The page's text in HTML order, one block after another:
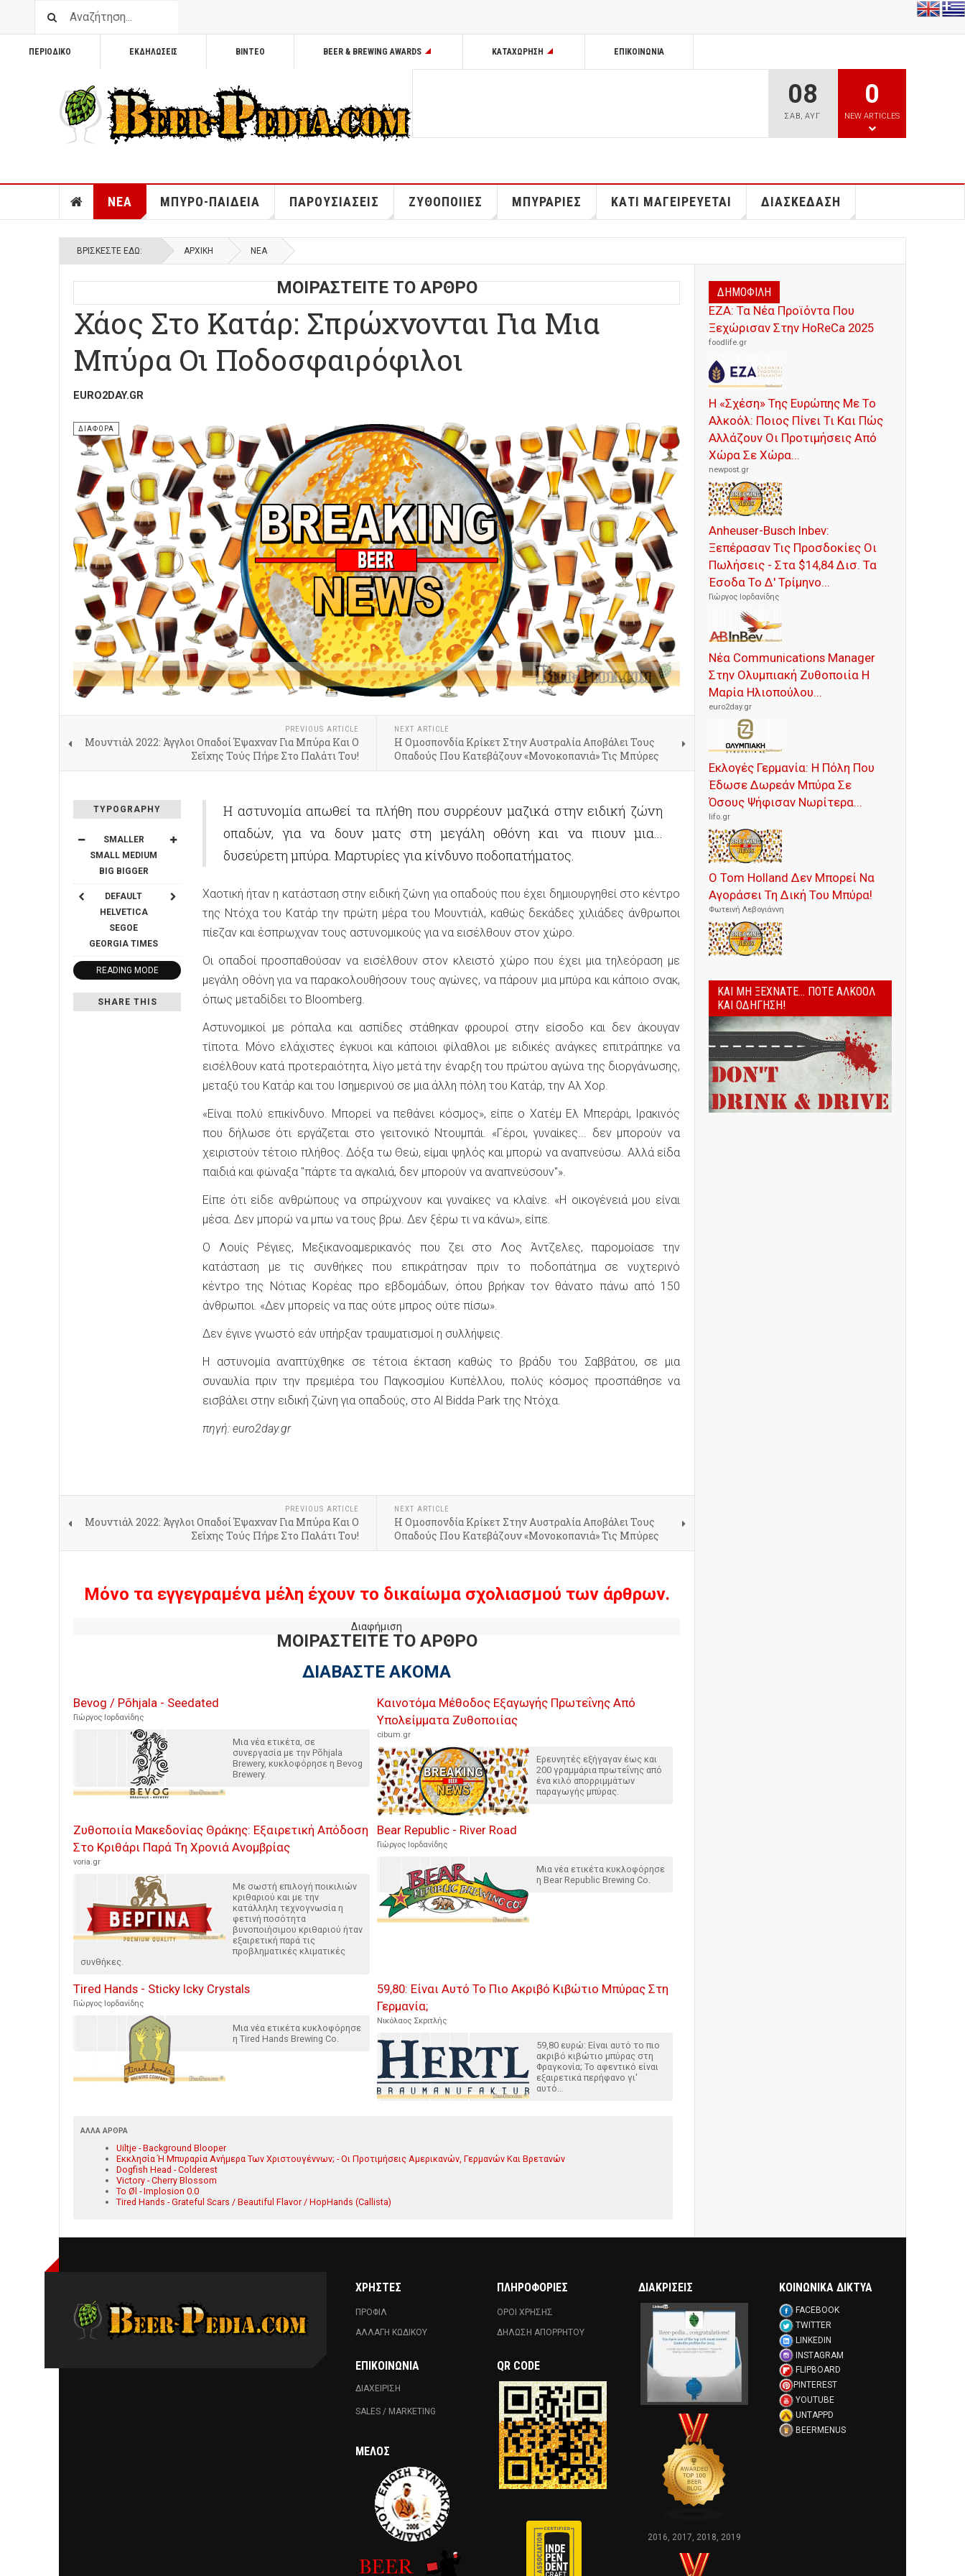
ΠΕΡΙΟΔΙΚΟ ΕΚΔΗΛΩΣΕΙΣ ΒΙΝΤΕΟ BEER & BREWING AWARDS ΚΑΤΑΧΩΡΗΣΗ ΕΠΙΚΟΙΝΩΝΊΑ
08
ΣΑΒ,ΑΥΓ
0
NEW ARTICLES
ΝΕΑ ΜΠΥΡΟ-ΠΑΙΔΕΙΑ ΠΑΡΟΥΣΙΑΣΕΙΣ ΖΥΘΟΠΟΙΙΕΣ ΜΠΥΡΑΡΙΕΣ ΚΑΤΙ ΜΑΓΕΙΡΕΥΕΤΑΙ ΔΙΑΣΚΕΔΑΣΗ
ΒΡΊΣΚΕΣΤΕ ΕΔΏ: ΑΡΧΙΚΉ ΝΕΑ
ΜΟΙΡΑΣΤΕΙΤΕ ΤΟ ΑΡΘΡΟ
Χάος Στο Κατάρ: Σπρώχνονται Για Μια
Μπύρα Οι Ποδοσφαιρόφιλοι
EURO2DAY.GR
ΔΙΑΦΟΡΑ
PREVIOUS ARTICLE
Μουντιάλ 2022: Άγγλοι Οπαδοί Έψαχναν Για Μπύρα Και Ο
Σεΐχης Τούς Πήρε Στο Παλάτι Του!
NEXT ARTICLE
Η Ομοσπονδία Κρίκετ Στην Αυστραλία Αποβάλει Τους
Οπαδούς Που Κατεβάζουν «Μονοκοπανιά» Τις Μπύρες
TYPOGRAPHY
SMALLER
SMALL MEDIUM
BIG BIGGER
DEFAULT
HELVETICA
SEGOE
GEORGIA TIMES
READING MODE
SHARE THIS
Η αστυνομία απωθεί τα πλήθη που συρρέουν μαζικά στην ειδική ζώνη
οπαδών, για να δουν ματς στη μεγάλη οθόνη και να πιουν μια...
δυσεύρετη μπύρα. Μαρτυρίες για κίνδυνο ποδοπατήματος.
Χαοτική ήταν η κατάσταση στην ειδική ζώνη για οπαδούς που έχει δημιουργηθεί στο κέντρο
της Ντόχα του Κατάρ την πρώτη μέρα του Μουντιάλ, καθώς δεκάδες χιλιάδες άνθρωποι
πίεζαν και έσπρωχναν τους αστυνομικούς για να εισέλθουν στον χώρο.
Οι οπαδοί προσπαθούσαν να εισέλθουν στον κλειστό χώρο που έχει μια τηλεόραση με
μεγάλη οθόνη για να παρακολουθήσουν τους αγώνες, να πάρουν μια μπύρα και κάποιο σνακ,
όπως μεταδίδει το Bloomberg.
Αστυνομικοί με ρόπαλα και ασπίδες στάθηκαν φρουροί στην είσοδο και δεν άκουγαν
τίποτα. Μόνο ελάχιστες έγκυοι και κάποιοι φίλαθλοι με ειδικές ανάγκες επιτράπηκε να
εισέλθουν κατά προτεραιότητα, λίγο μετά την έναρξη του πρώτου αγώνα της διοργάνωσης,
μεταξύ του Κατάρ και του Ισημερινού σε μια άλλη πόλη του Κατάρ, την Αλ Χορ.
«Είναι πολύ επικίνδυνο. Μπορεί να πεθάνει κόσμος», είπε ο Χατέμ Ελ Μπεράρι, Ιρακινός
που δήλωσε ότι εργάζεται στο γειτονικό Ντουμπάι. «Γέροι, γυναίκες... δεν μπορούν να
χειριστούν τέτοιο πλήθος. Δόξα τω Θεώ, είμαι ψηλός και μπορώ να αναπνεύσω. Αλλά είδα
παιδιά και φώναξα "πάρτε τα αγκαλιά, δεν μπορούν να αναπνεύσουν"».
Είπε ότι είδε ανθρώπους να σπρώχνουν και γυναίκες να κλαίνε. «Η οικογένειά μου είναι
μέσα. Δεν μπορώ να μπω να τους βρω. Δεν ξέρω τι να κάνω», είπε.
Ο Λουίς Ρέγιες, Μεξικανοαμερικανός που ζει στο Λος Άντζελες, παρομοίασε την
κατάσταση με τις συνθήκες που επικράτησαν πριν το ποδοπάτημα σε νυχτερινό
κέντρο της Νότιας Κορέας προ εβδομάδων, όπου βρήκαν τον θάνατο πάνω από 150
άνθρωποι. «Δεν μπορείς να πας ούτε μπρος ούτε πίσω».
Δεν έγινε γνωστό εάν υπήρξαν τραυματισμοί η συλλήψεις.
Η αστυνομία αναπτύχθηκε σε τέτοια έκταση καθώς το βράδυ του Σαββάτου, σε μια
συναυλία πριν την πρεμιέρα του Παγκοσμίου Κυπέλλου, πολύς κόσμος προσπάθησε να
εισβάλει στην ειδική ζώνη για οπαδούς, στο Al Bidda Park της Ντόχα.
πηγή: euro2day.gr
PREVIOUS ARTICLE
Μουντιάλ 2022: Άγγλοι Οπαδοί Έψαχναν Για Μπύρα Και Ο
Σεΐχης Τούς Πήρε Στο Παλάτι Του!
NEXT ARTICLE
Η Ομοσπονδία Κρίκετ Στην Αυστραλία Αποβάλει Τους
Οπαδούς Που Κατεβάζουν «Μονοκοπανιά» Τις Μπύρες
Μόνο τα εγγεγραμένα μέλη έχουν το δικαίωμα σχολιασμού των άρθρων.
Διαφήμιση
ΜΟΙΡΑΣΤΕΙΤΕ ΤΟ ΑΡΘΡΟ
ΔΙΑΒΑΣΤΕ ΑΚΟΜΑ
Bevog / Põhjala - Seedated
Γιώργος Ιορδανίδης
Μια νέα ετικέτα, σε
συνεργασία με την Põhjala
Brewery, κυκλοφόρησε η Bevog
Brewery.
Καινοτόμα Μέθοδος Εξαγωγής Πρωτεΐνης Από
Υπολείμματα Ζυθοποιίας
cibum.gr
Ερευνητές εξήγαγαν έως και
200 ​​γραμμάρια πρωτεΐνης από
ένα κιλό απορριμμάτων
παραγωγής μπύρας.
Ζυθοποιία Μακεδονίας Θράκης: Εξαιρετική Απόδοση
Στο Κριθάρι Παρά Τη Χρονιά Ανομβρίας
voria.gr
Με σωστή επιλογή ποικιλιών
κριθαριού και με την
κατάλληλη τεχνογνωσία η
φετινή ποσότητα
βυνοποιήσιμου κριθαριού ήταν
εξαιρετική παρά τις
προβληματικές κλιματικές
συνθήκες.
Bear Republic - River Road
Γιώργος Ιορδανίδης
Μια νέα ετικέτα κυκλοφόρησε
η Bear Republic Brewing Co.
Tired Hands - Sticky Icky Crystals
Γιώργος Ιορδανίδης
Μια νέα ετικέτα κυκλοφόρησε
η Tired Hands Brewing Co.
59,80: Είναι Αυτό Το Πιο Ακριβό Κιβώτιο Μπύρας Στη
Γερμανία;
Νικόλαος Σκριτλής
59,80 ευρώ: Είναι αυτό το πιο
ακριβό κιβώτιο μπύρας στη
Φραγκονία; Το αφεντικό είναι
εξαιρετικά περήφανο γι'
αυτό...
ΆΛΛΑ ΆΡΘΡΑ
Uiltje - Background Blooper
Εκκλησία Ή Μπυραρία Ανήμερα Των Χριστουγέννων; - Οι Προτιμήσεις Αμερικανών, Γερμανών Και Βρετανών
Dogfish Head - Colderest
Victory - Cherry Blossom
To Øl - Implosion 0.0
Tired Hands - Grateful Scars / Beautiful Flavor / HopHands (Callista)
ΔΗΜΟΦΙΛΗ
ΕΖΑ: Τα Νέα Προϊόντα Που
Ξεχώρισαν Στην HoReCa 2025
foodlife.gr
Η «Σχέση» Της Ευρώπης Με Το
Αλκοόλ: Ποιος Πίνει Τι Και Πώς
Αλλάζουν Οι Προτιμήσεις Από
Χώρα Σε Χώρα...
newpost.gr
Anheuser-Busch Inbev:
Ξεπέρασαν Τις Προσδοκίες Οι
Πωλήσεις - Στα $14,84 Δισ. Τα
Έσοδα Το Δ' Τρίμηνο...
Γιώργος Ιορδανίδης
Νέα Communications Manager
Στην Ολυμπιακή Ζυθοποιία Η
Μαρία Ηλιοπούλου...
euro2day.gr
Εκλογές Γερμανία: Η Πόλη Που
Έδωσε Δωρεάν Μπύρα Σε
Όσους Ψήφισαν Νωρίτερα...
lifo.gr
Ο Tom Holland Δεν Μπορεί Να
Αγοράσει Τη Δική Του Μπύρα!
Φωτεινή Λεβογιάννη
ΚΑΙ ΜΗ ΞΕΧΝΆΤΕ... ΠΟΤΈ ΑΛΚΟΌΛ
ΚΑΙ ΟΔΉΓΗΣΗ!
ΧΡΗΣΤΕΣ
ΠΡΟΦΙΛ
ΑΛΛΑΓΗ ΚΩΔΙΚΟΥ
ΕΠΙΚΟΙΝΩΝΊΑ
ΔΙΑΧΕΙΡΙΣΗ
SALES / MARKETING
ΜΈΛΟΣ
ΠΛΗΡΟΦΟΡΙΕΣ
ΟΡΟΙ ΧΡΗΣΗΣ
ΔΗΛΩΣΗ ΑΠΟΡΡΗΤΟΥ
QR CODE
ΔΙΑΚΡΊΣΕΙΣ
2016, 2017, 2018, 2019
ΚΟΙΝΩΝΙΚΑ ΔΙΚΤΥΑ
FACEBOOK
TWITTER
LINKEDIN
INSTAGRAM
FLIPBOARD
PINTEREST
YOUTUBE
UNTAPPD
BEERMENUS